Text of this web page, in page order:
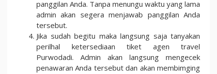
panggilan Anda. Tanpa menungu waktu yang lama
admin akan segera menjawab panggilan Anda
tersebut.
Jika sudah begitu maka langsung saja tanyakan
perilhal ketersediaan tiket agen travel
Purwodadi. Admin akan langsung mengecek
penawaran Anda tersebut dan akan membimging